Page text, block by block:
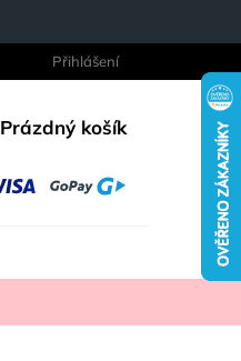
Přihlášení
Nákupní
Prázdný košík